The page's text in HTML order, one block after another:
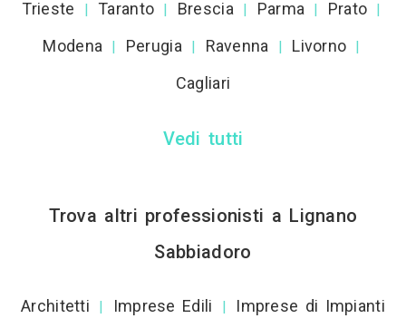
Trieste | Taranto | Brescia | Parma | Prato |
Modena | Perugia | Ravenna | Livorno |
Cagliari
Vedi tutti
Trova altri professionisti a Lignano
Sabbiadoro
Architetti | Imprese Edili |
Imprese di Impianti